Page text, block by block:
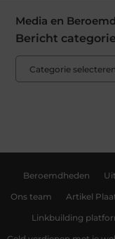
Media en
Bericht categorie
Beroemdheden
Ons team Artikel
Linkbuilding